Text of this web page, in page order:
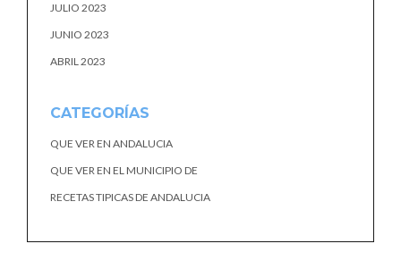
JULIO 2023
JUNIO 2023
ABRIL 2023
CATEGORÍAS
QUE VER EN ANDALUCIA
QUE VER EN EL MUNICIPIO DE
RECETAS TIPICAS DE ANDALUCIA